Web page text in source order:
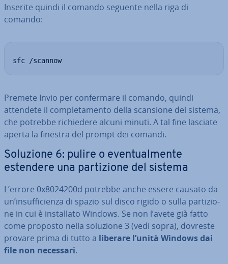
Inserite quindi il comando seguente nella riga di
comando:
sfc /scannow
Premete Invio per con­fer­ma­re il comando, quindi
attendete il com­ple­ta­men­to della scansione del sistema,
che potrebbe ri­chie­de­re alcuni minuti. A tal fine lasciate
aperta la finestra del prompt dei comandi.
Soluzione 6: pulire o even­tual­men­te
estendere una par­ti­zio­ne del sistema
L’errore 0x8024200d potrebbe anche essere causato da
un’in­suf­fi­cien­za di spazio sul disco rigido o sulla par­ti­zio­
ne in cui è in­stal­la­to Windows. Se non l’avete già fatto
come proposto nella soluzione 3 (vedi sopra), dovreste
provare prima di tutto a liberare l’unità Windows dai
file non necessari.